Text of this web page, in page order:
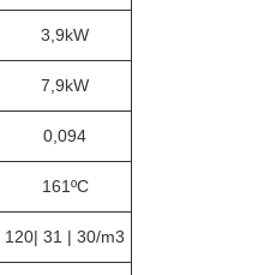
3,9kW
7,9kW
0,094
161ºC
120| 31 | 30/m3